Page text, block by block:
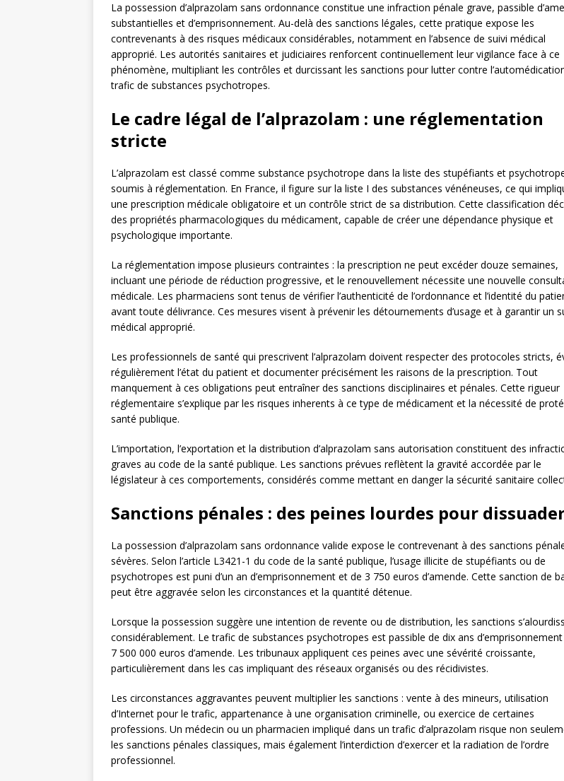
La possession d’alprazolam sans ordonnance constitue une infraction pénale grave, passible
substantielles et d’emprisonnement. Au-delà des sanctions légales, cette pratique expose les
contrevenants à des risques médicaux considérables, notamment en l’absence de suivi médical
approprié. Les autorités sanitaires et judiciaires renforcent continuellement leur vigilance face à ce
phénomène, multipliant les contrôles et durcissant les sanctions pour lutter contre
trafic de substances psychotropes.
Le cadre légal de l’alprazolam : une réglementation
stricte
L’alprazolam est classé comme substance psychotrope dans la liste des stupéfiants et
soumis à réglementation. En France, il figure sur la liste I des substances vénéneuses, ce qui
une prescription médicale obligatoire et un contrôle strict de sa distribution. Cette classification
des propriétés pharmacologiques du médicament, capable de créer une dépendance physique et
psychologique importante.
La réglementation impose plusieurs contraintes : la prescription ne peut excéder douze semaines,
incluant une période de réduction progressive, et le renouvellement nécessite une nouvelle
médicale. Les pharmaciens sont tenus de vérifier l’authenticité de l’ordonnance et l’identité du
avant toute délivrance. Ces mesures visent à prévenir les détournements d’usage et à garantir un
médical approprié.
Les professionnels de santé qui prescrivent l’alprazolam doivent respecter des protocoles stricts,
régulièrement l’état du patient et documenter précisément les raisons de la prescription. Tout
manquement à ces obligations peut entraîner des sanctions disciplinaires et pénales. Cette rigueur
réglementaire s’explique par les risques inherents à ce type de médicament et la nécessité de
santé publique.
L’importation, l’exportation et la distribution d’alprazolam sans autorisation constituent des
graves au code de la santé publique. Les sanctions prévues reflètent la gravité accordée par le
législateur à ces comportements, considérés comme mettant en danger la sécurité sanitaire
Sanctions pénales : des peines lourdes pour
La possession d’alprazolam sans ordonnance valide expose le contrevenant à des sanctions
sévères. Selon l’article L3421-1 du code de la santé publique, l’usage illicite de stupéfiants ou de
psychotropes est puni d’un an d’emprisonnement et de 3 750 euros d’amende. Cette sanction de
peut être aggravée selon les circonstances et la quantité détenue.
Lorsque la possession suggère une intention de revente ou de distribution, les sanctions
considérablement. Le trafic de substances psychotropes est passible de dix ans
7 500 000 euros d’amende. Les tribunaux appliquent ces peines avec une sévérité croissante,
particulièrement dans les cas impliquant des réseaux organisés ou des récidivistes.
Les circonstances aggravantes peuvent multiplier les sanctions : vente à des mineurs, utilisation
d’Internet pour le trafic, appartenance à une organisation criminelle, ou exercice de certaines
professions. Un médecin ou un pharmacien impliqué dans un trafic d’alprazolam risque non
les sanctions pénales classiques, mais également l’interdiction d’exercer et la radiation de l’ordre
professionnel.